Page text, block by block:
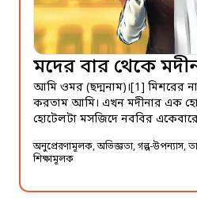
মদের বার থেকে
আমি ওমর (ছদ্মনাম)।[1] মিশরের
করতাম আমি। এখন মদীনার এক
হোটেলটা মসজিদে নববির
অনুপ্রেরণামূলক, অভিজ্ঞতা, গল্প-উপন্যাস,
শিক্ষামূলক